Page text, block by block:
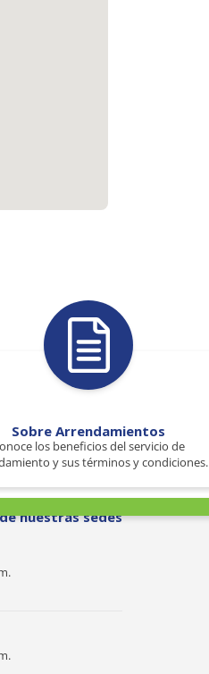
Sobre Arrendamientos
los beneficios del servicio de
y sus términos y condiciones.
nuestras sedes